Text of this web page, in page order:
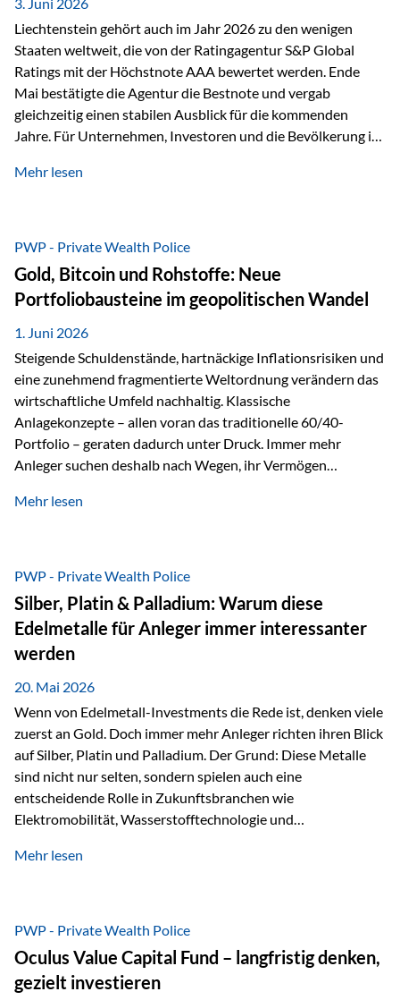
Liechtenstein gehört auch im Jahr 2026 zu den wenigen
Staaten weltweit, die von der Ratingagentur S&P Global
Ratings mit der Höchstnote AAA bewertet werden. Ende
Mai bestätigte die Agentur die Bestnote und vergab
gleichzeitig einen stabilen Ausblick für die kommenden
Jahre. Für Unternehmen, Investoren und die Bevölkerung ist
finanzielle Stabilität des Landes sowie das Vertrauen
trotz Herausforderungen Die weltwirtschaftlichen
Rahmenbedingungen bleiben anspruchsvoll. Geopolitische
Unsicherheiten, eine verhaltene Investitionstätigkeit und
eine schwächere Nachfrage in wichtigen Exportmärkten
beeinflussen auch die liechtensteinische Wirtschaft.
Dennoch sieht…
Mehr lesen
PWP - Private Wealth Police
Gold, Bitcoin und Rohstoffe: Neue
Portfoliobausteine im geopolitischen Wandel
1. Juni 2026
Steigende Schuldenstände, hartnäckige Inflationsrisiken und
eine zunehmend fragmentierte Weltordnung verändern das
wirtschaftliche Umfeld nachhaltig. Klassische
Anlagekonzepte – allen voran das traditionelle 60/40-
Portfolio – geraten dadurch unter Druck. Immer mehr
Anleger suchen deshalb nach Wegen, ihr Vermögen
Unsicherheit abzusichern. Genau hier rücken reale und
monetäre Rolle zurück Gold erlebt derzeit eine
bemerkenswerte Renaissance als monetärer Wertspeicher.
Treiber sind Rekordkäufe der Zentralbanken, geopolitische
Spannungen und ein schleichender Vertrauensverlust in
ungedeckte Papierwährungen. Wie groß dieser
Vertrauensverlust ausfällt, zeigt ein nüchterner
Mehr lesen
PWP - Private Wealth Police
Silber, Platin & Palladium: Warum diese
Edelmetalle für Anleger immer interessanter
werden
20. Mai 2026
Wenn von Edelmetall-Investments die Rede ist, denken viele
zuerst an Gold. Doch immer mehr Anleger richten ihren Blick
auf Silber, Platin und Palladium. Der Grund: Diese Metalle
sind nicht nur selten, sondern spielen auch eine
entscheidende Rolle in Zukunftsbranchen wie
Elektromobilität, Wasserstofftechnologie und
Faktoren für Investoren – begrenztes Angebot und
klassischer „Sicherheitsanker“ gilt, bieten Silber, Platin und
Palladium zusätzlich die Chance, von technologischen
Entwicklungen zu profitieren. Die Nachfrage entsteht nicht
nur durch Anleger, sondern vor allem durch die Industrie.
Mehr lesen
PWP - Private Wealth Police
Oculus Value Capital Fund – langfristig denken,
gezielt investieren